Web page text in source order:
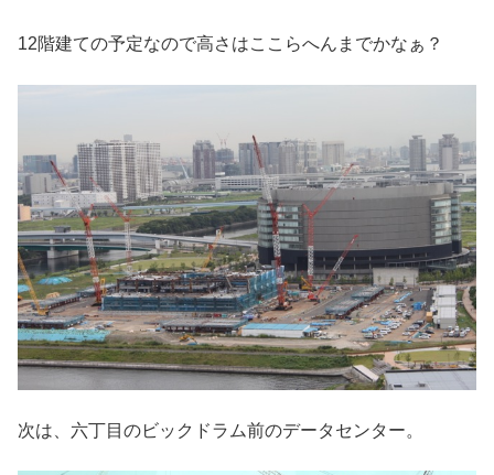
12階建ての予定なので高さはここらへんまでかなぁ？
次は、六丁目のビックドラム前のデータセンター。